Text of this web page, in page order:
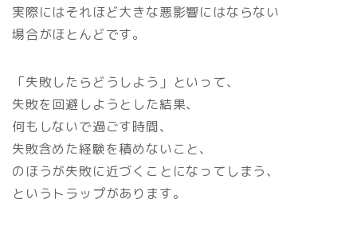
実際にはそれほど大きな悪影響にはならない
場合がほとんどです。
「失敗したらどうしよう」といって、
失敗を回避しようとした結果、
何もしないで過ごす時間、
失敗含めた経験を積めないこと、
のほうが失敗に近づくことになってしまう、
というトラップがあります。